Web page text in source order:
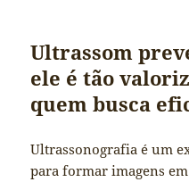
Ultrassom
ele é tão
quem busca
Ultrassonografia é um
para formar imagens